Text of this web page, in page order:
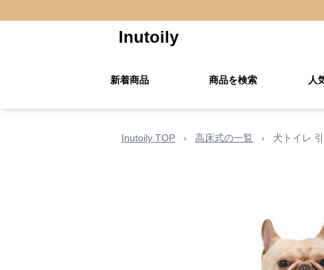
Inutoily
新着商品 商品を検索 人
Inutoily TOP › 高床式の一覧 › 犬トイレ